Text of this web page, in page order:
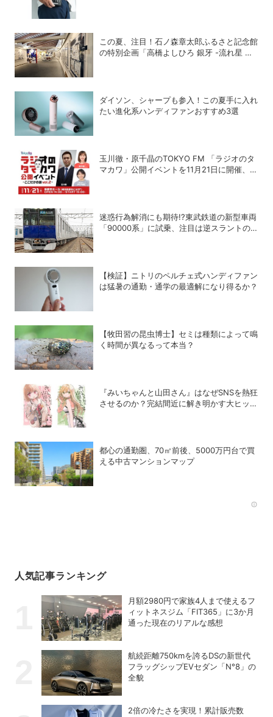
この夏、注目！石ノ森章太郎ふるさと記念館
の特別企画「高橋よしひろ 銀牙 -流れ星 銀-
ダイソン、シャープも参入！この夏手に入れ
たい進化系ハンディファンおすすめ3選
玉川徹・原千晶のTOKYO FM 「ラジオのタ
マカワ」公開イベントを11月21日に開催、ゲ
迷惑行為解消にも期待!?東武鉄道の新型車両
「90000系」に試乗、注目は逆スラントの
【検証】ニトリのペルチェ式ハンディファン
は猛暑の通勤・通学の最適解になり得るか？
【牧田習の昆虫博士】セミは種類によって鳴
く時間が異なるって本当？
『みいちゃんと山田さん』はなぜSNSを熱狂
させるのか？完結間近に解き明かす大ヒット
都心の通勤圏、70㎡前後、5000万円台で買
える中古マンションマップ
人気記事ランキング
月額2980円で家族4人まで使えるフ
ィットネスジム「FIT365」に3か月
通った現在のリアルな感想
航続距離750kmを誇るDSの新世代
フラッグシップEVセダン「N°8」の
全貌
2倍の冷たさを実現！累計販売数